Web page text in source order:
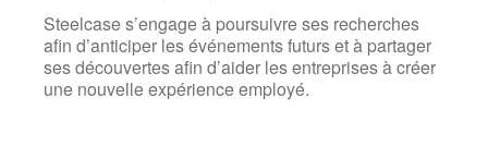
Steelcase s’engage à poursuivre ses recherches
afin d’anticiper les événements futurs et à partager
ses découvertes afin d’aider les entreprises à créer
une nouvelle expérience employé.